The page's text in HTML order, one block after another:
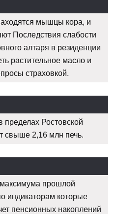
мышцы кора, и
Последствия слабости
алтаря в резиденции
растительное масло и
страховкой.
пределах Ростовской
свыше 2,16 млн печь.
максимума прошлой
индикаторам которые
пенсионных накоплений